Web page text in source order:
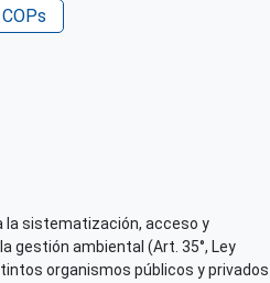
la sistematización, acceso y
gestión ambiental (Art. 35°, Ley
organismos públicos y privados